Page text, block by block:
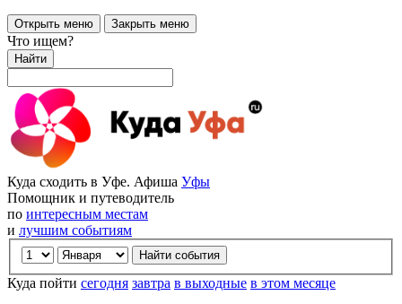
Открыть меню Закрыть меню
Что ищем?
Найти
Куда сходить в Уфе. Афиша Уфы
Помощник и путеводитель
по интересным местам
и лучшим событиям
Куда пойти сегодня завтра в выходные в этом месяце